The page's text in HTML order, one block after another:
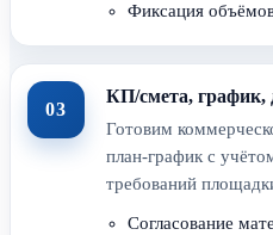
Фиксация
03
КП/смета, график,
Готовим
план-график с
требований
Согласование